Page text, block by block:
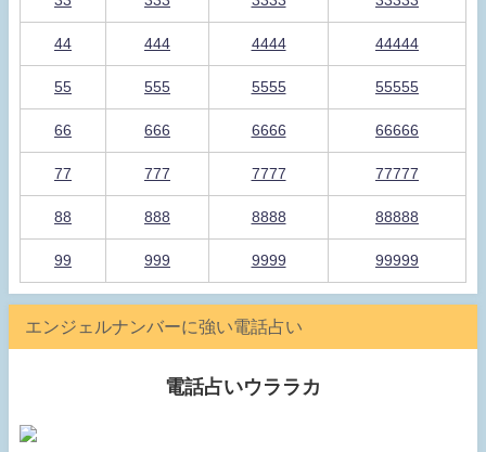
44 444 4444 44444
55 555 5555 55555
66 666 6666 66666
77 777 7777 77777
88 888 8888 88888
99 999 9999 99999
エンジェルナンバーに強い電話占い
電話占いウララカ